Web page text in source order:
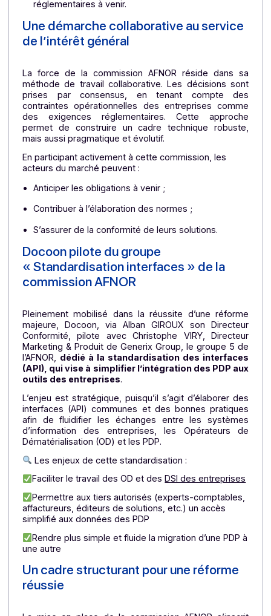
Définir unnoyau de données commun
factures électroniques (inspiré du modèle
EN 16931) ;
(notamment en XML, UBL, Factur-X) ;
S’assurer de lacompatibilité entre les systèmes
des différents acteurs de l’écosystème
Anticiper les évolutions techniques et
réglementaires à venir.
Une démarche collaborative au service
de l’intérêt général
méthode de travail collaborative. Les décisions
prises par consensus, en tenant compte
contraintes opérationnelles des entreprises
des exigences réglementaires. Cette
permet de construire un cadre technique
En participant activement à cette commission, les
acteurs du marché peuvent :
Anticiper les obligations à venir ;
Contribuer à l’élaboration des normes ;
S’assurer de la conformité de leurs solutions.
Docoon pilote du groupe
« Standardisation interfaces » de la
commission AFNOR
Pleinement mobilisé dans la réussite d’une
majeure, Docoon, via Alban GIROUX son
Conformité, pilote avec Christophe VIRY,
Marketing & Produit de Generix Group, le groupe 5
l’AFNOR,dédié à la standardisation des
(API), qui vise à simplifier l’intégration des PDP
outils des entreprises
.
L’enjeu est stratégique, puisqu’il s’agit d’élaborer